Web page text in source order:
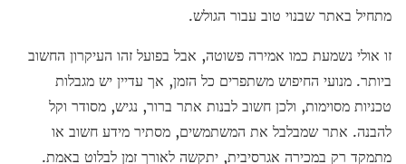
מתחיל באתר שבנוי טוב עבור הגולש.
זו אולי נשמעת כמו אמירה פשוטה, אבל בפועל זהו העיקרון החשוב
ביותר. מנועי החיפוש משתפרים כל הזמן, אך עדיין יש מגבלות
טכניות מסוימות, ולכן חשוב לבנות אתר ברור, נגיש, מסודר וקל
להבנה. אתר שמבלבל את המשתמשים, מסתיר מידע חשוב או
מתמקד רק במכירה אגרסיבית, יתקשה לאורך זמן לבלוט באמת.